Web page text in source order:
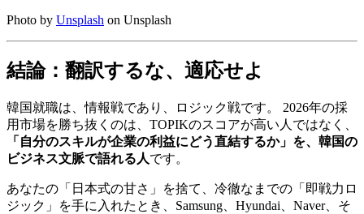
Photo by Unsplash on Unsplash
結論：翻訳するな、適応せよ
韓国就職は、情報戦であり、ロジック戦です。 2026年の採
用市場を勝ち抜くのは、TOPIKのスコアが高い人ではなく、
「自分のスキルが企業の利益にどう直結するか」を、韓国の
ビジネス文脈で語れる人です。
あなたの「日本式の甘さ」を捨て、冷徹なまでの「即戦力ロ
ジック」を手に入れたとき、Samsung、Hyundai、Naver、そ